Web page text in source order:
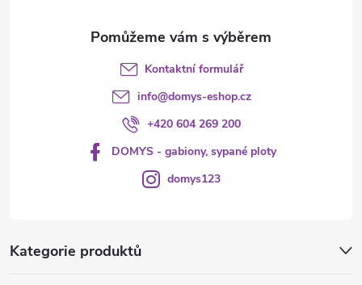
Kategorie produktů
Kontaktní formulář
info@domys-eshop.cz
+420 604 269 200
DOMYS - gabiony, sypané ploty
domys123